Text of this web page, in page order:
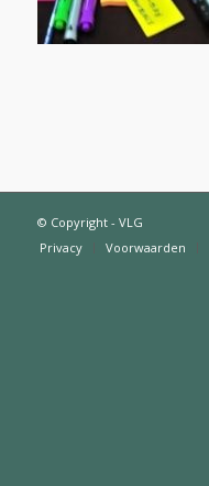
© Copyright - VLG
Privacy
Voorwaarden